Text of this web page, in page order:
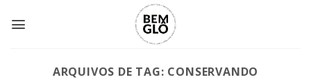
ARQUIVOS DE TAG: CONSERVANDO